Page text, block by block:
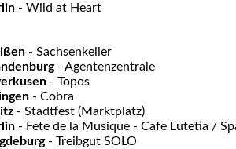
- Wild at Heart
- Sachsenkeller
- Agentenzentrale
- Topos
- Cobra
- Stadtfest (Marktplatz)
- Fete de la Musique - Cafe Lutetia /
- Treibgut SOLO